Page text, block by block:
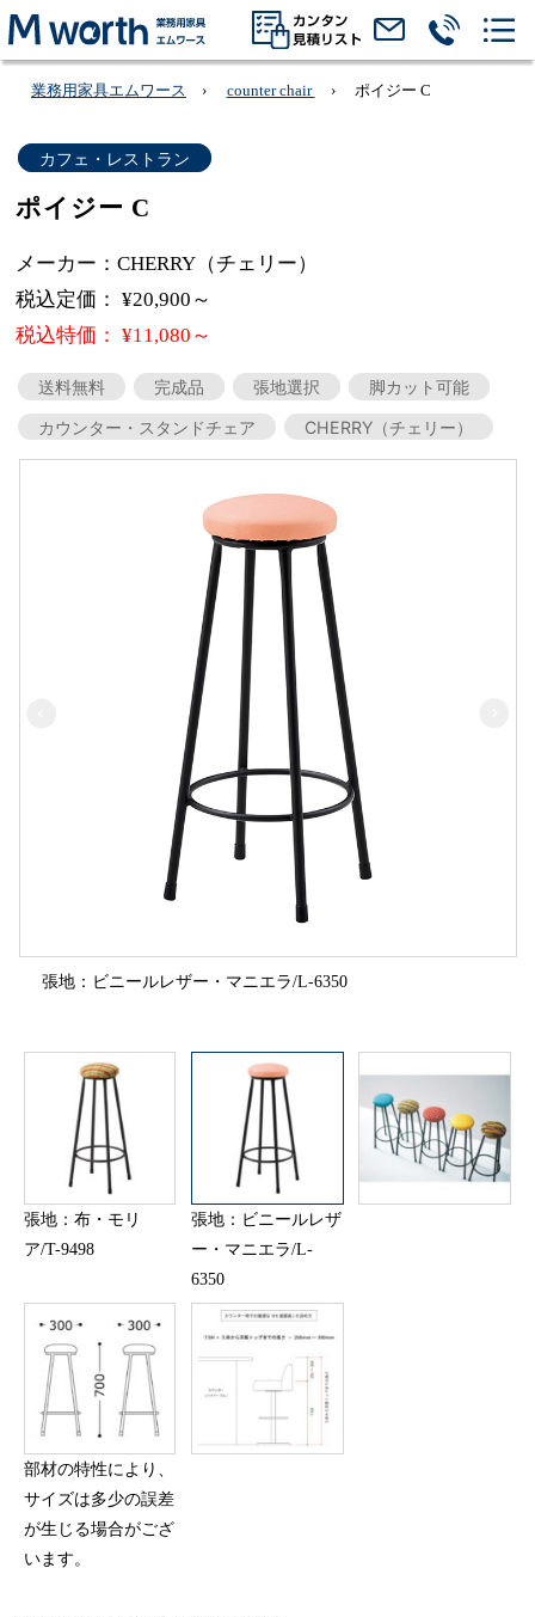
業務用家具エムワース counter chair ポイジー C
カフェ・レストラン
ポイジー C
メーカー：CHERRY（チェリー）
税込定価： ¥20,900～
税込特価： ¥11,080～
送料無料 完成品 張地選択
脚カット可能
カウンター・スタンドチェア
CHERRY（チェリー）
張地：ビニールレザー・マニエラ/L-6350
張地：布・モリ
ア/T-9498
張地：ビニールレザ
ー・マニエラ/L-
6350
部材の特性により、
サイズは多少の誤差
が生じる場合がござ
います。